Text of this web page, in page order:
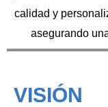
calidad y
asegurando
VISIÓN